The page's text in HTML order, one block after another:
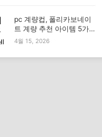
pc 계량컵, 폴리카보네이
트 계량 추천 아이템 5가
지
4월 15, 2026